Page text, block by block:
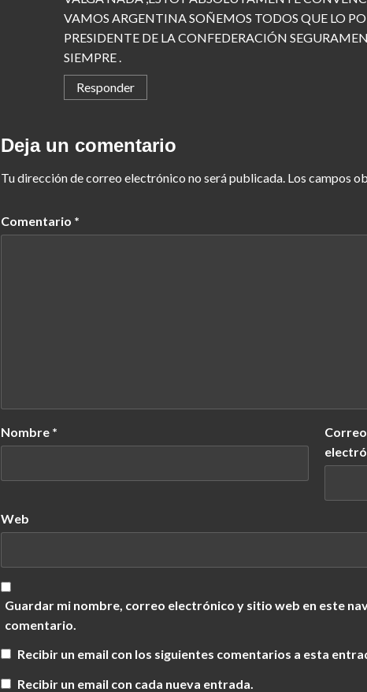
VAMOS ARGENTINA SOÑEMOS TODOS QUE LO
PRESIDENTE DE LA CONFEDERACIÓN
SIEMPRE .
Responder
Deja un comentario
Tu dirección de correo electrónico no será publicada. Los campos
Comentario *
Nombre *
Correo
Web
Guardar mi nombre, correo electrónico y sitio web en este
comentario.
Recibir un email con los siguientes comentarios a esta
Recibir un email con cada nueva entrada.